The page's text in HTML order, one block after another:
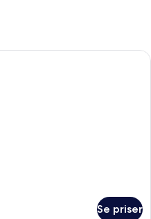
Et lille, rent værelse med en seng, et
Se priser